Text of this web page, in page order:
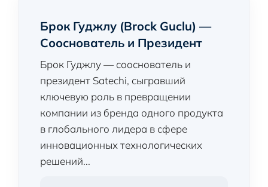
Брок Гуджлу (Brock Guclu) —
Сооснователь и Президент
Брок Гуджлу — сооснователь и
президент Satechi, сыгравший
ключевую роль в превращении
компании из бренда одного продукта
в глобального лидера в сфере
инновационных технологических
решений...